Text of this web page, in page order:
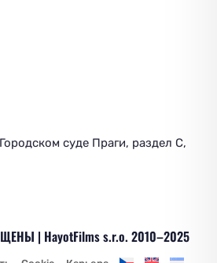
суде Праги, раздел C,
| HayotFilms s.r.o. 2010–2025